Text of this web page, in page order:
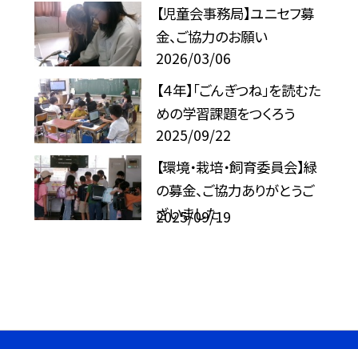
【児童会事務局】ユニセフ募
金、ご協力のお願い
2026/03/06
【４年】「ごんぎつね」を読むた
めの学習課題をつくろう
2025/09/22
【環境・栽培・飼育委員会】緑
の募金、ご協力ありがとうご
ざいました
2025/09/19